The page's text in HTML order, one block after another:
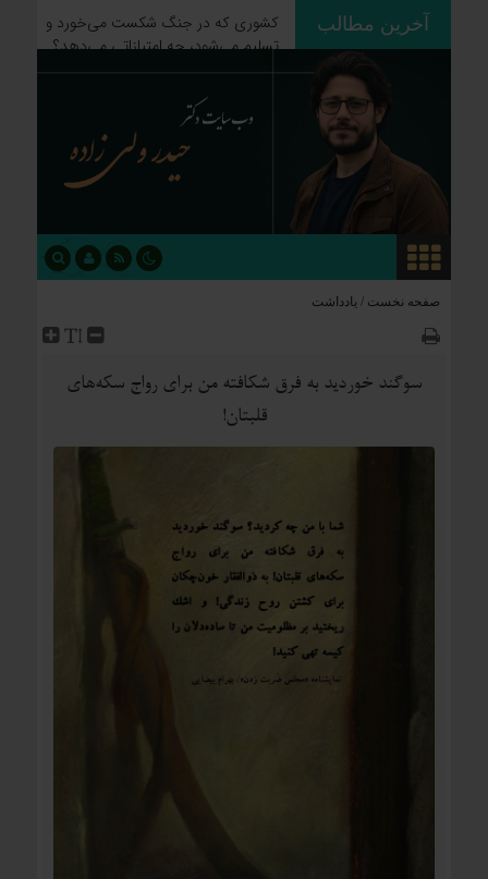
آخرین مطالب
موازنه با باروت؛ چرا دکترین «بمباران برای
صفحه نخست / یادداشت
سوگند خوردید به فرق شکافته من برای رواج سکه‌های
قلبتان!